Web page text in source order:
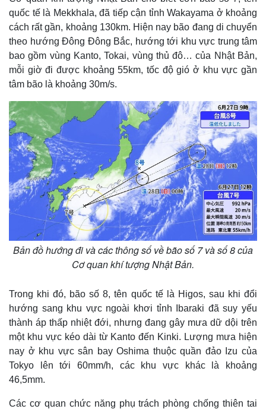
quốc tế là Mekkhala, đã tiếp cận tỉnh Wakayama ở khoảng
cách rất gần, khoảng 130km. Hiện nay bão đang di chuyển
theo hướng Đông Đông Bắc, hướng tới khu vực trung tâm
bao gồm vùng Kanto, Tokai, vùng thủ đô… của Nhật Bản,
mỗi giờ đi được khoảng 55km, tốc độ gió ở khu vực gần
tâm bão là khoảng 30m/s.
Bản đồ hướng đi và các thông số về bão số 7 và số 8 của
Cơ quan khí tượng Nhật Bản.
Trong khi đó, bão số 8, tên quốc tế là Higos, sau khi đổi
hướng sang khu vực ngoài khơi tỉnh Ibaraki đã suy yếu
thành áp thấp nhiệt đới, nhưng đang gây mưa dữ dội trên
một khu vực kéo dài từ Kanto đến Kinki. Lượng mưa hiện
nay ở khu vực sân bay Oshima thuộc quần đảo Izu của
Tokyo lên tới 60mm/h, các khu vực khác là khoảng
46,5mm.
Các cơ quan chức năng phụ trách phòng chống thiên tai